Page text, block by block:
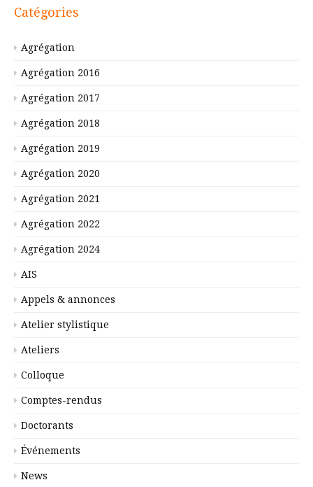
Catégories
Agrégation
Agrégation 2016
Agrégation 2017
Agrégation 2018
Agrégation 2019
Agrégation 2020
Agrégation 2021
Agrégation 2022
Agrégation 2024
AIS
Appels & annonces
Atelier stylistique
Ateliers
Colloque
Comptes-rendus
Doctorants
Événements
News